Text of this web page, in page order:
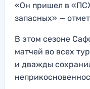
«Он пришел в
запасных» —
В этом сезоне
матчей во всех
и дважды